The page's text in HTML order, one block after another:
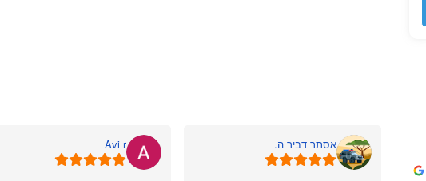
אסתר דביר ה. Avi r